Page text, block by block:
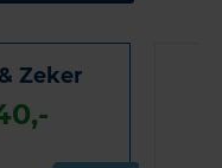
Zeker